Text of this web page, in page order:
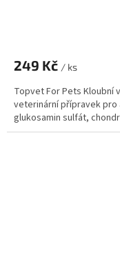
249 Kč / ks
Topvet For Pets Kloubní
veterinární přípravek pro
glukosamin sulfát,